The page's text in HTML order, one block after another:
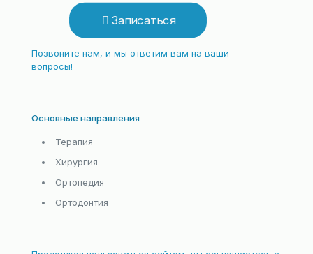
Записаться
Позвоните нам, и мы ответим вам на ваши
вопросы!
Основные направления
Терапия
Хирургия
Ортопедия
Ортодонтия